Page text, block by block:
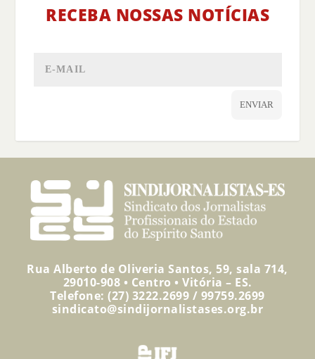
RECEBA NOSSAS NOTÍCIAS
ENVIAR
Rua Alberto de Oliveria Santos, 59, sala 714,
29010-908 • Centro • Vitória – ES.
Telefone: (27) 3222.2699 / 99759.2699
sindicato@sindijornalistases.org.br